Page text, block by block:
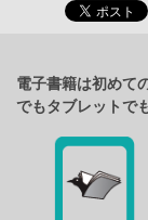
電子書籍は初めて
でもタブレットで